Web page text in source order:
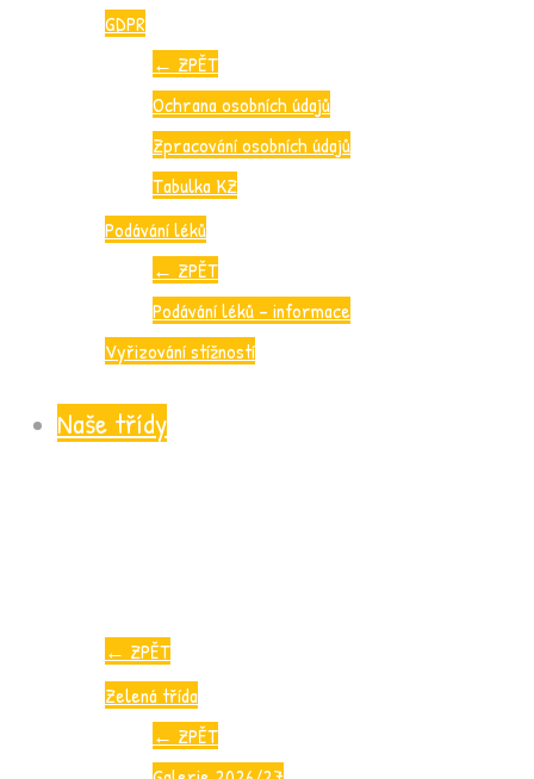
GDPR
← ZPĚT
Ochrana osobních údajů
Zpracování osobních údajů
Tabulka KZ
Podávání léků
← ZPĚT
Podávání léků – informace
Vyřizování stížností
Naše třídy
← ZPĚT
Zelená třída
← ZPĚT